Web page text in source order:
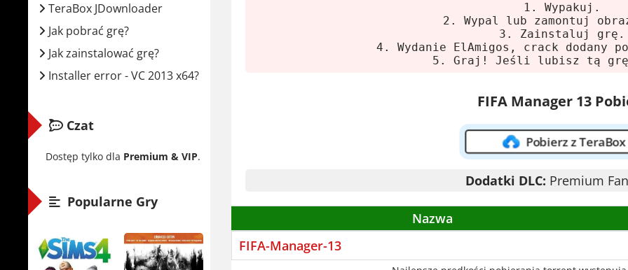
5 GB HDD
FIFA Manager 13 - Psychologia i
W FIFA Manager 13 nie tylko przeprowadzasz transfery.
co motywuje Twoich graczy. Chcesz, aby Twój napastnik
pierwszym składzie lub spełnij jego marzenia o występie
Zginąłem. Wiele razy. Ale satysfakcja z dobrze
meczów, negocjacje, trening – wszystko ma znaczenie.
FIFA Manager 13 to pozycja dla tych, którzy lubią
strategów. FIFA Manager 13 wymaga czasu, ale nagradza.
1. Wypakuj.
2. Wypal lub zamontuj
3. Zainstaluj grę.
4. Wydanie ElAmigos, crack dodany
5. Graj! Jeśli lubisz tą
FIFA Manager 13
Pobierz z TeraBox
Dodatki DLC: Premium
Nazwa
FIFA-Manager-13
TeraBox JDownloader
Jak pobrać grę?
Jak zainstalować grę?
Installer error - VC 2013 x64?
Czat
Dostęp tylko dla Premium & VIP.
Popularne Gry